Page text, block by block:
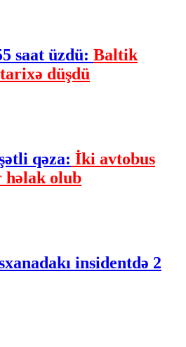
saat üzdü: Baltik
düşdü
qəza: İki avtobus
həlak olub
insidentdə 2